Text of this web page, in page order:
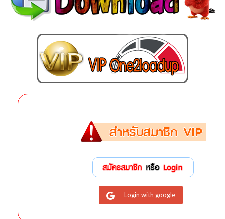
Login with google